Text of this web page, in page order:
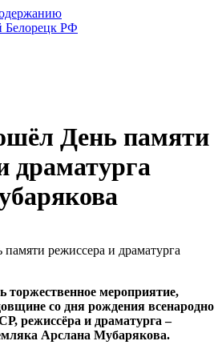
РФ
День памяти
драматурга
торжественное мероприятие,
со дня рождения всенародно
режиссёра и драматурга –
Арслана Мубарякова.